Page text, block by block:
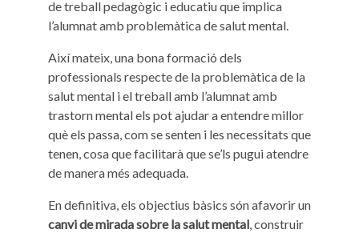
de treball pedagògic i educatiu que implica
l’alumnat amb problemàtica de salut mental.
Així mateix, una bona formació dels
professionals respecte de la problemàtica de la
salut mental i el treball amb l’alumnat amb
trastorn mental els pot ajudar a entendre millor
què els passa, com se senten i les necessitats que
tenen, cosa que facilitarà que se’ls pugui atendre
de manera més adequada.
En definitiva, els objectius bàsics són afavorir un
canvi de mirada sobre la salut mental, construir